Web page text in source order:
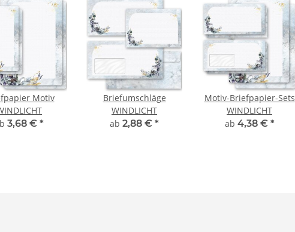
Motiv
3,68 € *
Briefumschläge
WINDLICHT
ab 2,88 € *
Motiv-Briefpapier-Sets
WINDLICHT
ab 4,38 € *